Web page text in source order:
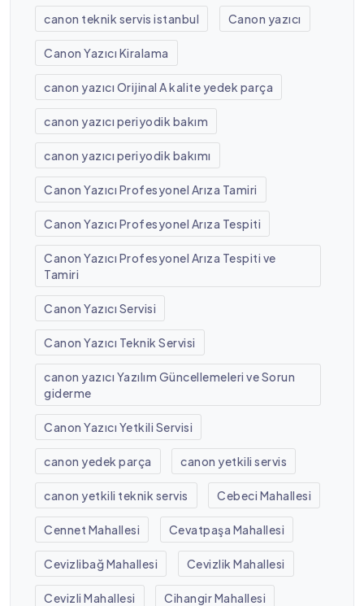
canon teknik servis istanbul Canon yazıcı
Canon Yazıcı Kiralama
canon yazıcı Orijinal A kalite yedek parça
canon yazıcı periyodik bakım
canon yazıcı periyodik bakımı
Canon Yazıcı Profesyonel Arıza Tamiri
Canon Yazıcı Profesyonel Arıza Tespiti
Canon Yazıcı Profesyonel Arıza Tespiti ve
Tamiri
Canon Yazıcı Servisi
Canon Yazıcı Teknik Servisi
canon yazıcı Yazılım Güncellemeleri ve Sorun
giderme
Canon Yazıcı Yetkili Servisi
canon yedek parça canon yetkili servis
canon yetkili teknik servis Cebeci Mahallesi
Cennet Mahallesi Cevatpaşa Mahallesi
Cevizlibağ Mahallesi Cevizlik Mahallesi
Cevizli Mahallesi Cihangir Mahallesi